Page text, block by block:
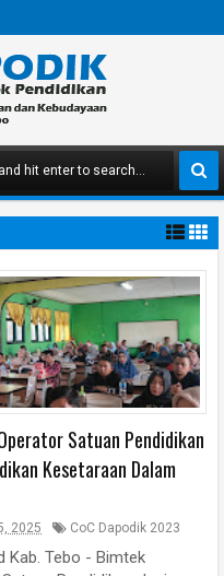
Satuan Pendidikan
Kesetaraan Dalam
2025 CoC Dapodik 2023
Kab. Tebo - Bimtek